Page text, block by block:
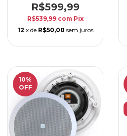
R$599,99
R$539,99 com Pix
12 x de R$50,00 sem juros
10%
OFF